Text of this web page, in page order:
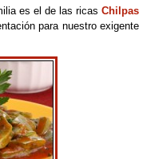
es el de las ricas Chilpas
para nuestro exigente